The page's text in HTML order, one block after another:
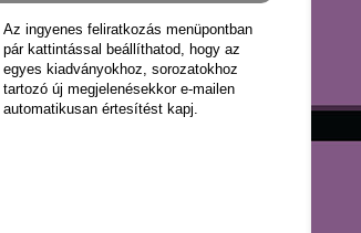
Az ingyenes feliratkozás menüpontban
pár kattintással beállíthatod, hogy az
egyes kiadványokhoz, sorozatokhoz
tartozó új megjelenésekkor e-mailen
automatikusan értesítést kapj.